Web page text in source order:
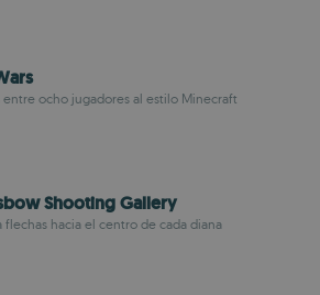
entre ocho jugadores al estilo Minecraft
Shooting Gallery
flechas hacia el centro de cada diana